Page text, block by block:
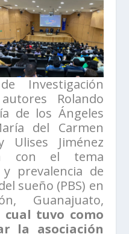
Investigación
Rolando
de los Ángeles
del Carmen
Ulises Jiménez
con el tema
prevalencia de
sueño (PBS) en
Guanajuato,
cual tuvo como
la asociación